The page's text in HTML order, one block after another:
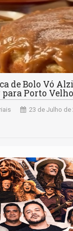
de Bolo Vó
Porto Velho
23 de Julho de